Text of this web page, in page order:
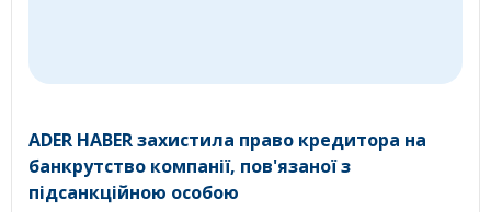
ADER HABER захистила право кредитора на
банкрутство компанії, пов'язаної з
підсанкційною особою